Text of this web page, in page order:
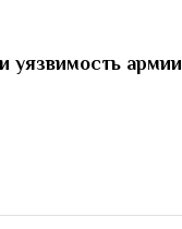
уязвимость армии